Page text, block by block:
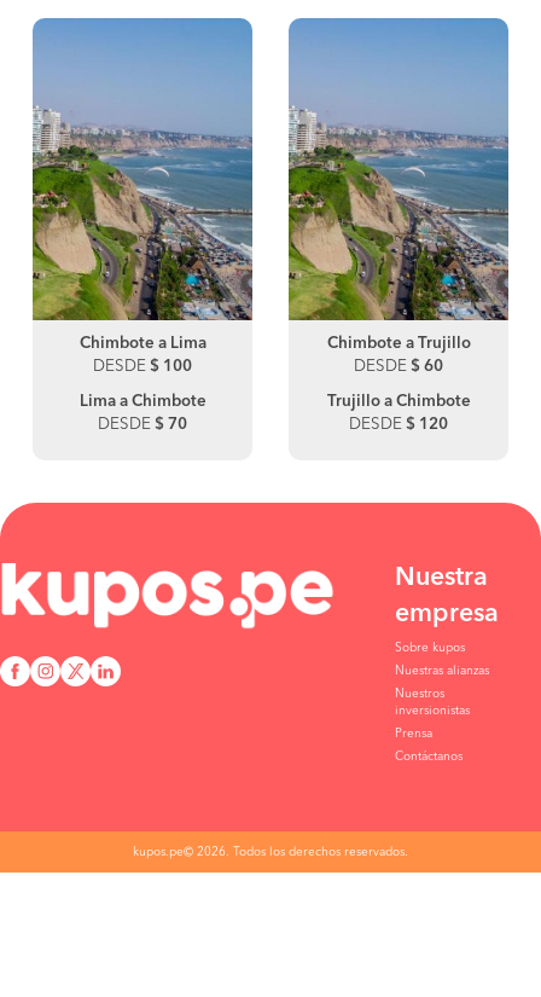
Chimbote a Lima
DESDE $ 100
Lima a Chimbote
DESDE $ 70
Chimbote a Trujillo
DESDE $ 60
Trujillo a Chimbote
DESDE $ 120
Nuestra
empresa
Sobre kupos
Nuestras alianzas
Nuestros
inversionistas
Prensa
Contáctanos
kupos.pe© 2026. Todos los derechos reservados.